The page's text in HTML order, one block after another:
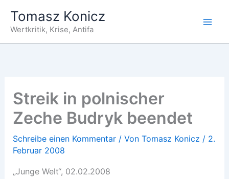
Inhalt
springen
Tomasz Konicz
Wertkritik, Krise, Antifa
Streik in polnischer
Zeche Budryk beendet
Schreibe einen Kommentar / Von Tomasz Konicz / 2.
Februar 2008
„Junge Welt“, 02.02.2008